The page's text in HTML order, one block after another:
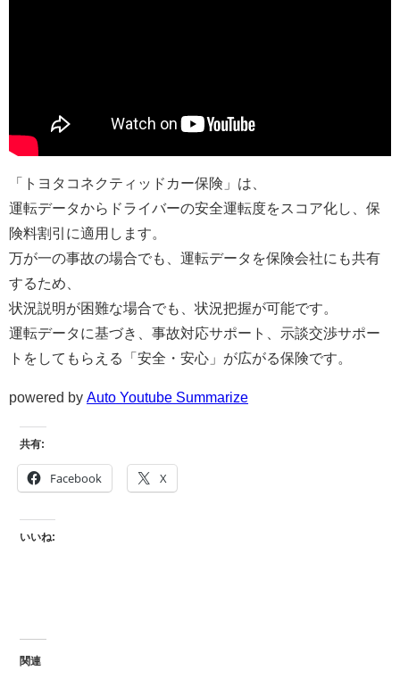
「トヨタコネクティッドカー保険」は、
運転データからドライバーの安全運転度をスコア化し、保
険料割引に適用します。
万が一の事故の場合でも、運転データを保険会社にも共有
するため、
状況説明が困難な場合でも、状況把握が可能です。
運転データに基づき、事故対応サポート、示談交渉サポー
トをしてもらえる「安全・安心」が広がる保険です。
powered by Auto Youtube Summarize
共有:
Facebook X
いいね:
関連